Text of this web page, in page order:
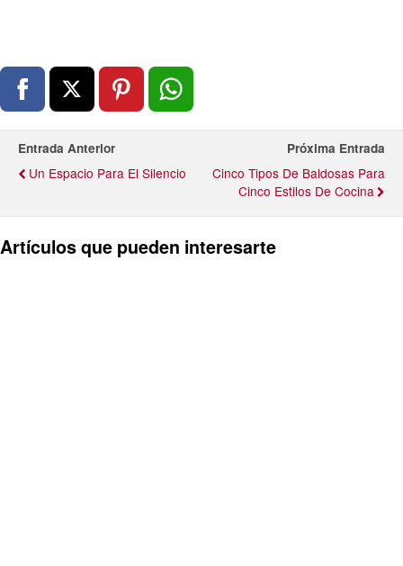
Entrada Anterior
Un Espacio Para El Silencio
Próxima Entrada
Cinco Tipos De Baldosas Para
Cinco Estilos De Cocina
Artículos que pueden interesarte